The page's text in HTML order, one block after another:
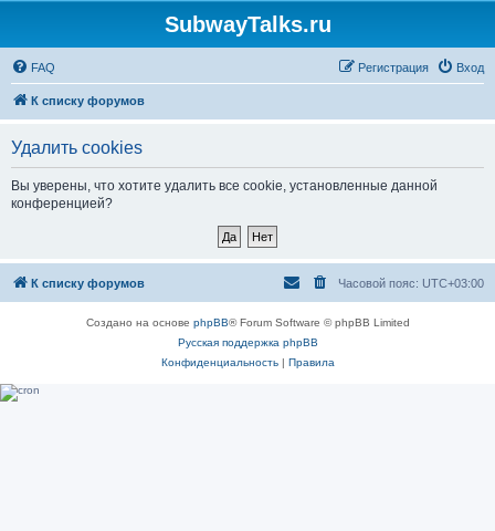
SubwayTalks.ru
FAQ Вход
Регистрация
К списку форумов
Удалить cookies
Вы уверены, что хотите удалить все cookie, установленные данной
конференцией?
К списку форумов Часовой пояс: UTC+03:00
Создано на основе phpBB® Forum Software © phpBB Limited
Русская поддержка phpBB
Конфиденциальность| Правила